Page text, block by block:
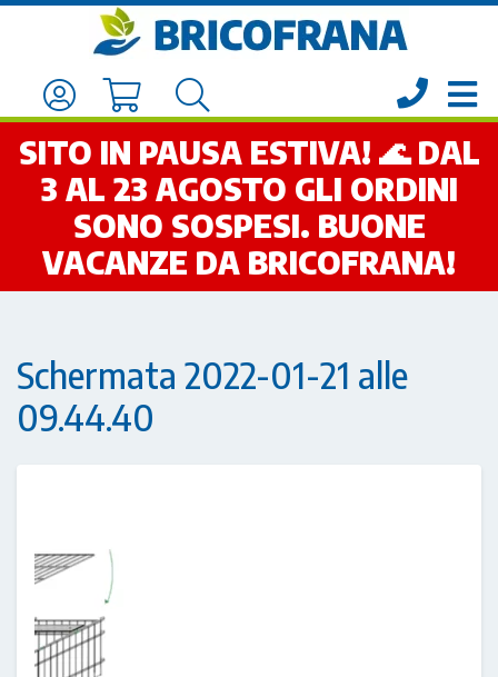
SITO IN PAUSA ESTIVA! 🌊 DAL
3 AL 23 AGOSTO GLI ORDINI
SONO SOSPESI. BUONE
VACANZE DA BRICOFRANA!
Schermata 2022-01-21 alle
09.44.40